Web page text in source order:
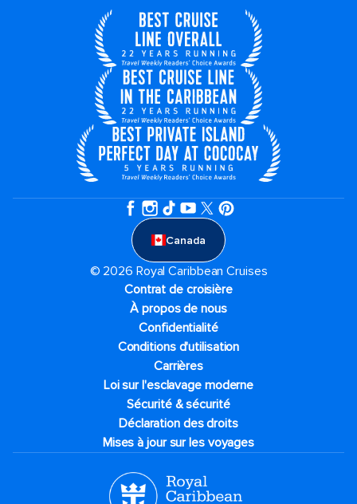
Canada
© 2026 Royal Caribbean Cruises
Contrat de croisière
À propos de nous
Confidentialité
Conditions d'utilisation
Carrières
Loi sur l'esclavage moderne
Sécurité & sécurité
Déclaration des droits
Mises à jour sur les voyages